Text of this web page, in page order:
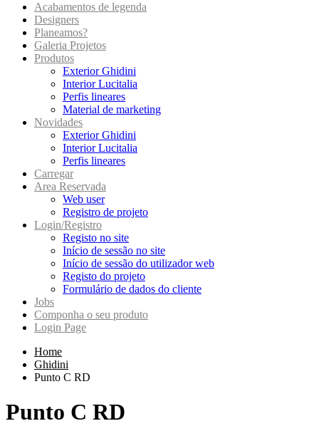
Acabamentos de legenda
Designers
Planeamos?
Galeria Projetos
Produtos
Exterior Ghidini
Interior Lucitalia
Perfis lineares
Material de marketing
Novidades
Exterior Ghidini
Interior Lucitalia
Perfis lineares
Carregar
Area Reservada
Web user
Registro de projeto
Login/Registro
Registo no site
Início de sessão no site
Início de sessão do utilizador web
Registo do projeto
Formulário de dados do cliente
Jobs
Componha o seu produto
Login Page
Home
Ghidini
Punto C RD
Punto C RD